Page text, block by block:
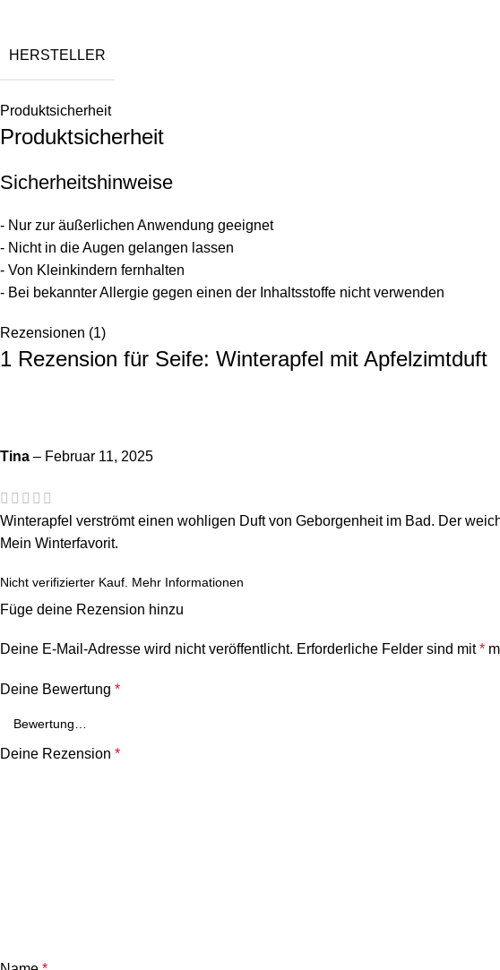
HERSTELLER
Produktsicherheit
Produktsicherheit
Sicherheitshinweise
- Nur zur äußerlichen Anwendung geeignet
- Nicht in die Augen gelangen lassen
- Von Kleinkindern fernhalten
- Bei bekannter Allergie gegen einen der Inhaltsstoffe nicht verwenden
Rezensionen (1)
1 Rezension für Seife: Winterapfel mit Apfelzimtduft
Tina – Februar 11, 2025
Winterapfel verströmt einen wohligen Duft von Geborgenheit im Bad. Der
Mein Winterfavorit.
Nicht verifizierter Kauf. Mehr Informationen
Füge deine Rezension hinzu
Deine E-Mail-Adresse wird nicht veröffentlicht. Erforderliche Felder sind mit*
Deine Bewertung *
Deine Rezension *